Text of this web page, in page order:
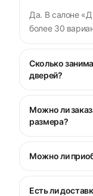
Да. В салоне
более 30
Сколько
дверей?
Можно ли
размера?
Можно ли
Есть ли